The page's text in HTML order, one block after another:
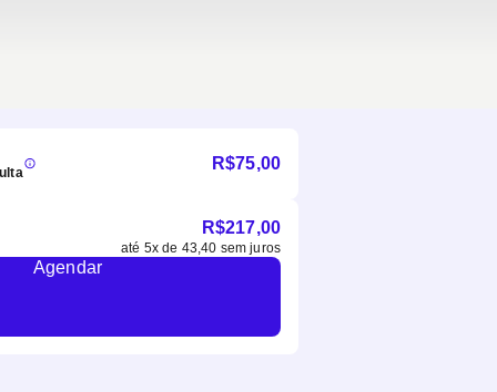
R$75,00
R$217,00
até 5x de 43,40 sem juros
Agendar